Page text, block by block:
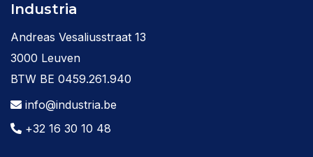
Industria
Andreas Vesaliusstraat 13
3000 Leuven
BTW BE 0459.261.940
info@industria.be
+32 16 30 10 48